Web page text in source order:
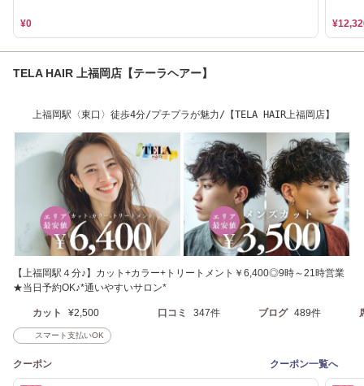
¥0
TELA HAIR 上福岡店【テーラヘアー】
上福岡駅〈東口〉徒歩4分/プチプラが魅力/【TELA HAIR上福岡店】
【上福岡駅４分♪】カット+カラー+トリートメント￥6,400◎9時～21時営業
★当日予約OK♪*通いやすいサロン*
カット ¥2,500 口コミ 347件 ブログ 489件
スマート支払いOK
クーポン クーポン一覧へ